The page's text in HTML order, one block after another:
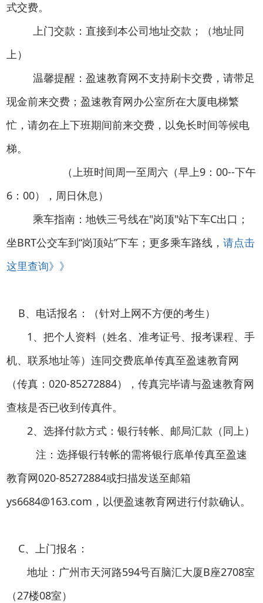
式交费。
上门交款：直接到本公司地址交款；（地址同
上）
温馨提醒：盈速教育网不支持刷卡交费，请带足
现金前来交费；盈速教育网办公室所在大厦电梯繁
忙，请勿在上下班期间前来交费，以免长时间等候电
梯。
（上班时间周一至周六（早上9：00--下午
6：00），周日休息）
乘车指南：地铁三号线在"岗顶"站下车C出口；
坐BRT公交车到“岗顶站”下车；更多乘车路线， 请点击
这里查询》》
B、电话报名：（针对上网不方便的考生）
1、把个人资料（姓名、准考证号、报考课程、手
机、联系地址等）连同交费底单传真至盈速教育网
（传真：020-85272884），传真完毕请与盈速教育网
查核是否已收到传真件。
2、选择付款方式：银行转帐、邮局汇款（同上）
注：选择银行转帐的需将银行底单传真至盈速
教育网020-85272884或扫描发送至邮箱
ys6684@163.com，以便盈速教育网进行付款确认。
C、上门报名：
地址：广州市天河路594号百脑汇大厦B座2708室
（27楼08室）